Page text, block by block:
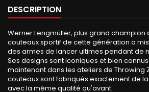
DESCRIPTION
Werner Lengmüller, plus grand champion
couteaux sportif de cette génération a
des armes de lancer ultimes pendant de
Ses designs sont iconiques et bien
maintenant dans les ateliers de Throwing
couteaux sont fabriqués exactement de
avec la même qualité qu'avant.